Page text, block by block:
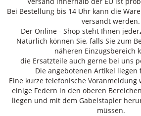
Bei Bestellung bis 14 Uhr kann die
versandt werden.
Der Online - Shop steht Ihnen
Natürlich können Sie, falls Sie zum
näheren Einzugsbereich
die Ersatzteile auch gerne bei uns
Die angebotenen Artikel liegen
Eine kurze telefonische Voranmeldung
einige Federn in den oberen
liegen und mit dem Gabelstapler
müssen.